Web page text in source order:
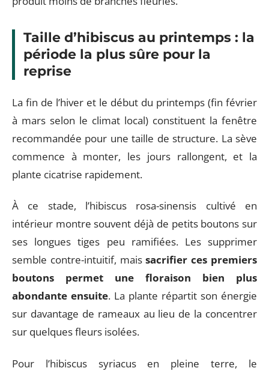
Taille d’hibiscus au printemps : la
période la plus sûre pour la
reprise
La fin de l’hiver et le début du printemps (fin février
à mars selon le climat local) constituent la fenêtre
recommandée pour une taille de structure. La sève
commence à monter, les jours rallongent, et la
plante cicatrise rapidement.
À ce stade, l’hibiscus rosa-sinensis cultivé en
intérieur montre souvent déjà de petits boutons sur
ses longues tiges peu ramifiées. Les supprimer
semble contre-intuitif, maissacrifier ces premiers
boutons permet une floraison bien plus
abondante ensuite. La plante répartit son énergie
sur davantage de rameaux au lieu de la concentrer
sur quelques fleurs isolées.
Pour l’hibiscus syriacus en pleine terre, le